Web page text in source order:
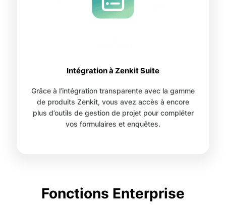
Intégration à Zenkit Suite
Grâce à l’intégration transparente avec la gamme
de produits Zenkit, vous avez accès à encore
plus d’outils de gestion de projet pour compléter
vos formulaires et enquêtes.
Fonctions Enterprise